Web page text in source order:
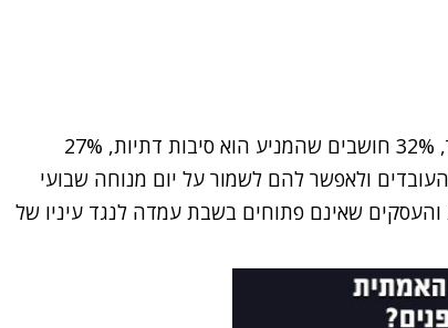
כשמנטרלים את תושבי תל אביב מהסקר, 32% חושבים שהמניע הוא סיבות דתיות, 27%
העובדים ולאפשר להם לשמור על יום מנוחה שבועי
והעסקים שאינם פתוחים בשבת עמדה לנגד עיניו של